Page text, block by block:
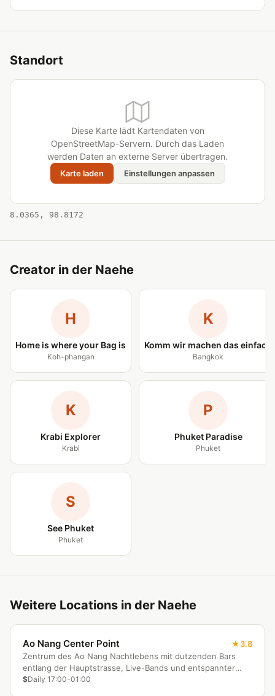
Standort
Diese Karte lädt Kartendaten von
OpenStreetMap-Servern. Durch das Laden
werden Daten an externe Server übertragen.
Karte laden Einstellungen anpassen
8.0365, 98.8172
Creator in der Naehe
H
Home is where your Bag is
Koh-phangan
K
Komm wir machen das einfach
Bangkok
K
Krabi Explorer
Krabi
P
Phuket Paradise
Phuket
S
See Phuket
Phuket
Weitere Locations in der Naehe
Ao Nang Center Point
3.8
Zentrum des Ao Nang Nachtlebens mit dutzenden Bars
entlang der Hauptstrasse, Live-Bands und entspannter
Atmosphäre.
$Daily 17:00-01:00